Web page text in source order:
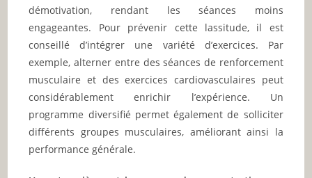
démotivation, rendant les séances moins
engageantes. Pour prévenir cette lassitude, il est
conseillé d’intégrer une variété d’exercices. Par
exemple, alterner entre des séances de renforcement
musculaire et des exercices cardiovasculaires peut
considérablement enrichir l’expérience. Un
programme diversifié permet également de solliciter
différents groupes musculaires, améliorant ainsi la
performance générale.